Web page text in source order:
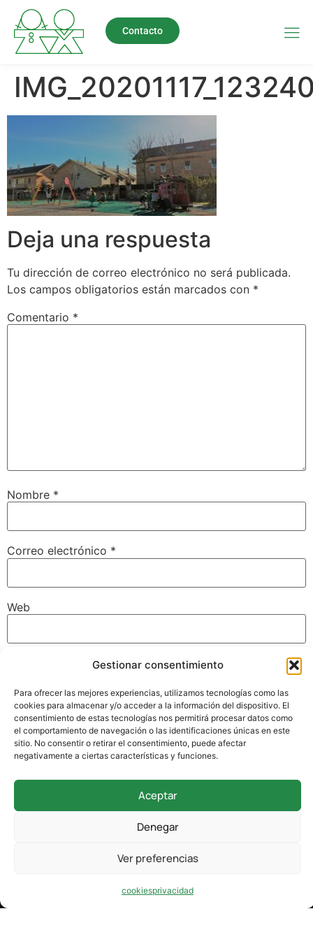
Gestionar consentimiento
Para ofrecer las mejores experiencias, utilizamos tecnologías como las
cookies para almacenar y/o acceder a la información del dispositivo. El
consentimiento de estas tecnologías nos permitirá procesar datos como
el comportamiento de navegación o las identificaciones únicas en este
sitio. No consentir o retirar el consentimiento, puede afectar
negativamente a ciertas características y funciones.
Aceptar
Denegar
Ver preferencias
cookiesprivacidad
Contacto
Deja una respuesta
Tu dirección de correo electrónico no será publicada.
Los campos obligatorios están marcados con *
Comentario *
Nombre *
Correo electrónico *
Web
Guarda mi nombre, correo electrónico y web en este
navegador para la próxima vez que comente.
942 338 169
secretaria@colegioverdemar.com
La Llanilla, 102, 39012 Santander, Cantabria